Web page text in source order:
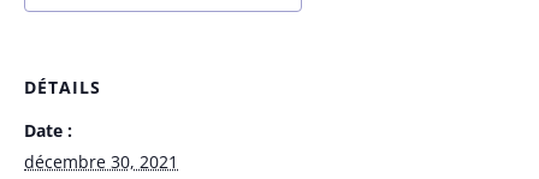
DÉTAILS
Date :
décembre 30, 2021